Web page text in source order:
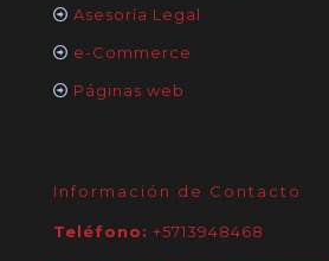
Asesoría Legal
e-Commerce
Páginas web
Información de Contacto
Teléfono: +5713948468